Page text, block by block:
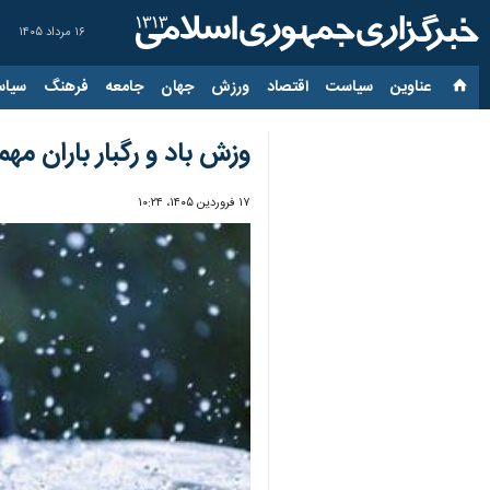
۱۶ مرداد ۱۴۰۵
عناوین‌ سیاست اقتصاد ورزش جهان جامعه فرهنگ
وزش باد و رگبار باران
۱۷ فروردین ۱۴۰۵، ۱۰:۲۴